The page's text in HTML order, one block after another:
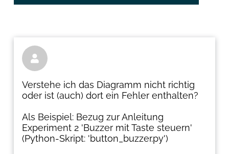

Verstehe ich das Diagramm nicht richtig
oder ist (auch) dort ein Fehler enthalten?
Als Beispiel: Bezug zur Anleitung
Experiment 2 'Buzzer mit Taste steuern'
(Python-Skript: 'button_buzzer.py')